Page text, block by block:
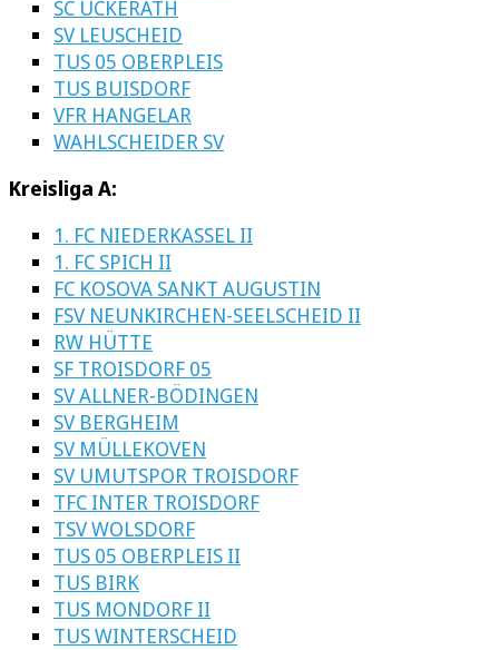
SC UCKERATH
SV LEUSCHEID
TUS 05 OBERPLEIS
TUS BUISDORF
VFR HANGELAR
WAHLSCHEIDER SV
Kreisliga A:
1. FC NIEDERKASSEL II
1. FC SPICH II
FC KOSOVA SANKT AUGUSTIN
FSV NEUNKIRCHEN-SEELSCHEID II
RW HÜTTE
SF TROISDORF 05
SV ALLNER-BÖDINGEN
SV BERGHEIM
SV MÜLLEKOVEN
SV UMUTSPOR TROISDORF
TFC INTER TROISDORF
TSV WOLSDORF
TUS 05 OBERPLEIS II
TUS BIRK
TUS MONDORF II
TUS WINTERSCHEID